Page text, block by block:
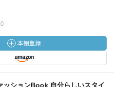
ッションBook 自分らしいスタイ